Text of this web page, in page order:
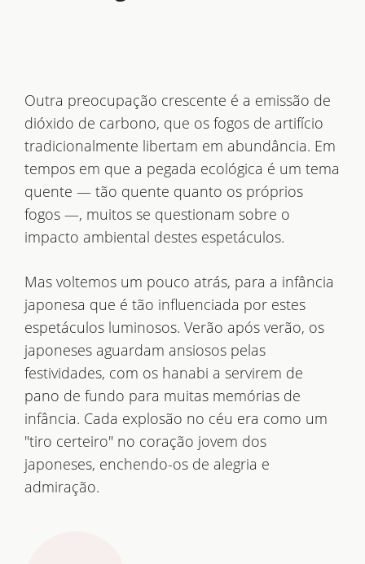
Outra preocupação crescente é a emissão de
dióxido de carbono, que os fogos de artifício
tradicionalmente libertam em abundância. Em
tempos em que a pegada ecológica é um tema
quente — tão quente quanto os próprios
fogos —, muitos se questionam sobre o
impacto ambiental destes espetáculos.
Mas voltemos um pouco atrás, para a infância
japonesa que é tão influenciada por estes
espetáculos luminosos. Verão após verão, os
japoneses aguardam ansiosos pelas
festividades, com os hanabi a servirem de
pano de fundo para muitas memórias de
infância. Cada explosão no céu era como um
"tiro certeiro" no coração jovem dos
japoneses, enchendo-os de alegria e
admiração.